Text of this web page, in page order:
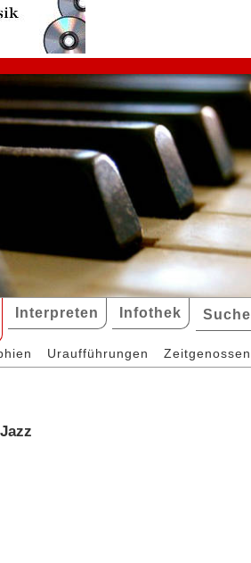
Interpreten Infothek Suche
Uraufführungen Zeitgenossen